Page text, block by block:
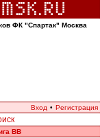
ФК "Спартак" Москва
Вход • Регистрация
ВВ